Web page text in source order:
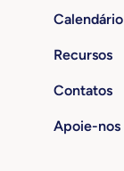
Calendário
Recursos
Contatos
Apoie-nos